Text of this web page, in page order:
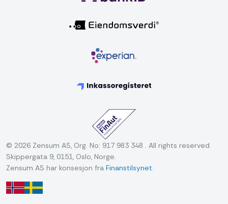
© 2026 Zensum AS, Org. No: 917 983 348 . All rights reserved.
Skippergata 9, 0151, Oslo, Norge.
Zensum AS har konsesjon fra Finanstilsynet.